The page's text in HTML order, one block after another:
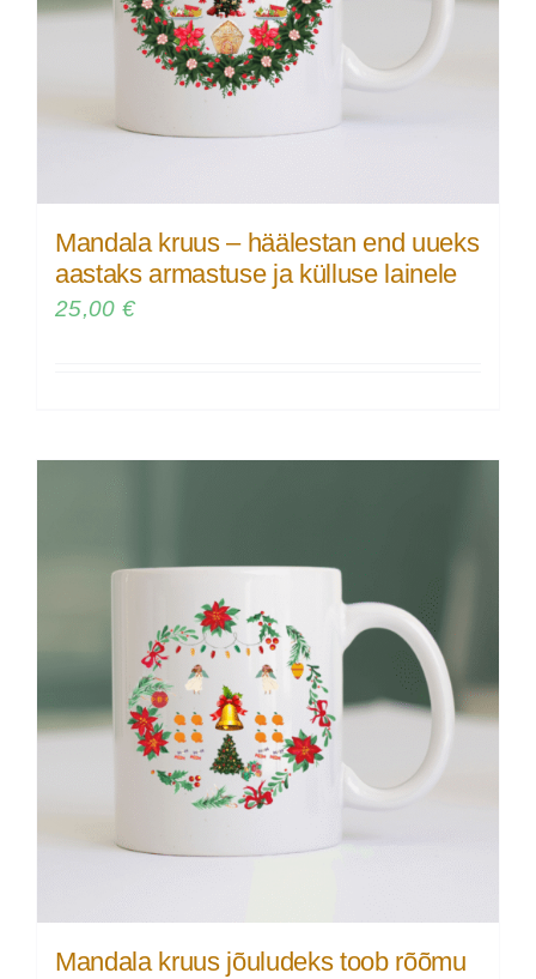
Mandala kruus – häälestan end uueks
aastaks armastuse ja külluse lainele
25,00 €
Mandala kruus jõuludeks toob rõõmu